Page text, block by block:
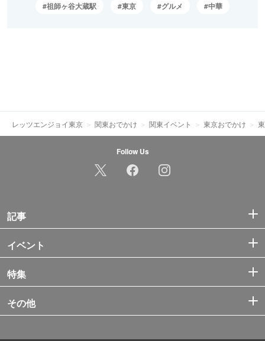
祖師ヶ谷大蔵駅 東京 グルメ 中華
レッツエンジョイ東京 関東おでかけ 関東イベント 東京おでかけ
Follow Us
記事
イベント
特集
その他